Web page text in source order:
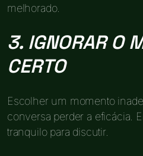
melhorado.
3. IGNORAR O
CERTO
Escolher um momento
conversa perder a eficácia.
tranquilo para discutir.